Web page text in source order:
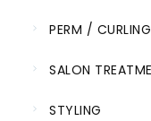
PERM /
SALON
STYLING